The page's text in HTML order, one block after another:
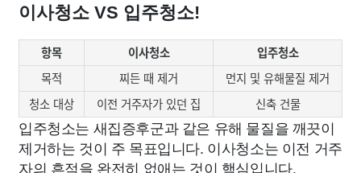
이사청소 VS 입주청소!
항목 이사청소
입주청소
목적
찌든 때 제거
먼지 및 유해물질 제거
청소 대상
이전 거주자가 있던 집 신축 건물
입주청소는 새집증후군과 같은 유해 물질을 깨끗이
제거하는 것이 주 목표입니다. 이사청소는 이전 거주
자의 흔적을 완전히 없애는 것이 핵심입니다.